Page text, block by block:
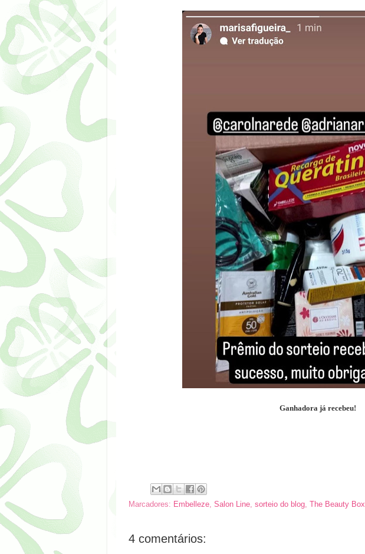
Ganhadora já recebeu!
Marcadores: Embelleze, Salon Line, sorteio do blog, The Beauty Box
4 comentários: